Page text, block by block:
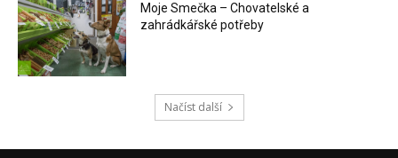
Moje Smečka – Chovatelské a
zahrádkářské potřeby
Načíst další